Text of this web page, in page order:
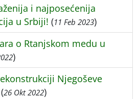
i najposećenija
u Srbiji! (11 Feb 2023)
o Rtanjskom medu u
)
Njegoševe
(26 Okt 2022)